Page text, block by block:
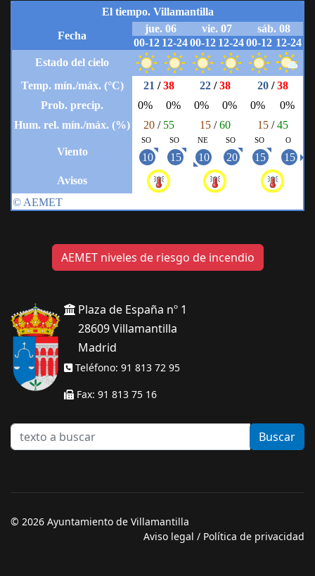
AEMET niveles de riesgo de incendio
Plaza de España nº 1
28609 Villamantilla
Madrid
Teléfono: 91 813 72 95
Fax: 91 813 75 16
texto
a
Buscar
© 2026 Ayuntamiento de Villamantilla
Aviso legal / Política de privacidad